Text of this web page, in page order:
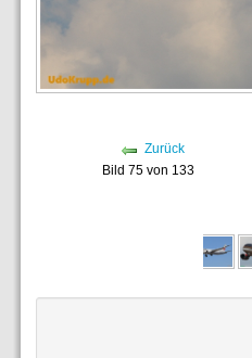
Zurück
Bild 75 von 133